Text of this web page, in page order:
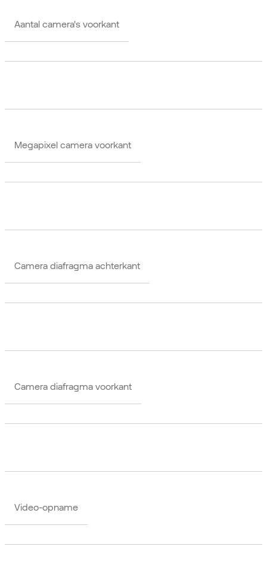
Aantal camera's voorkant
Megapixel camera voorkant
Camera diafragma achterkant
Camera diafragma voorkant
Video-opname